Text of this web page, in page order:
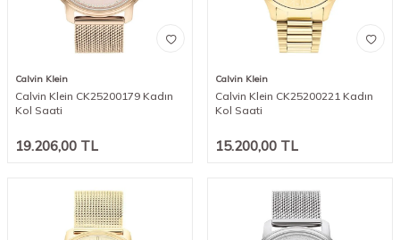
Calvin Klein
Calvin Klein CK25200179 Kadın
Kol Saati
19.206,00 TL
Calvin Klein
Calvin Klein CK25200221 Kadın
Kol Saati
15.200,00 TL